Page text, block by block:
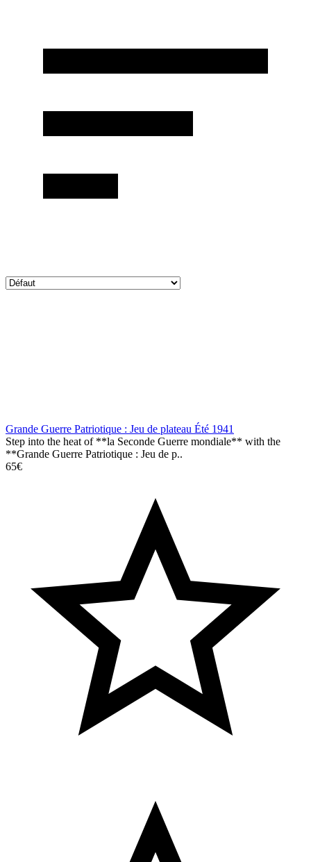
Grande Guerre Patriotique : Jeu de plateau Été 1941
Step into the heat of **la Seconde Guerre mondiale** with the
**Grande Guerre Patriotique : Jeu de p..
65€